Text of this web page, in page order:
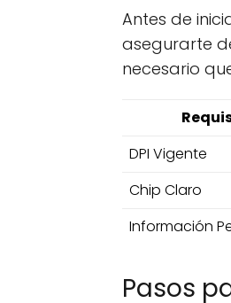
Antes de
asegurarte
necesario
DPI Vigente
Chip Claro
Información
Pasos